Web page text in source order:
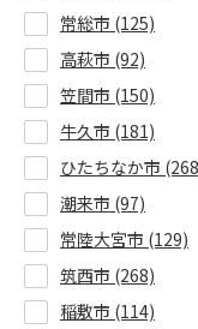
常総市 (125)
高萩市 (92)
笠間市 (150)
牛久市 (181)
ひたちなか市
潮来市 (97)
常陸大宮市 (129)
筑西市 (268)
稲敷市 (114)